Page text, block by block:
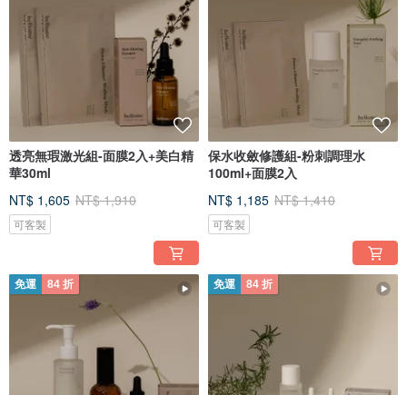
透亮無瑕激光組-面膜2入+美白精
華30ml
NT$ 1,605 NT$ 1,910
可客製
保水收斂修護組-粉刺調理水
100ml+面膜2入
NT$ 1,185 NT$ 1,410
可客製
免運 84 折 免運 84 折